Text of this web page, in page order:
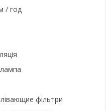
/ год
фільтри